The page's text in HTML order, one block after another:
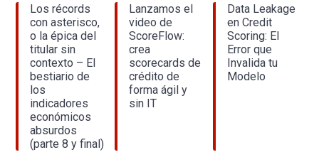
Los récords
con asterisco,
o la épica del
titular sin
contexto – El
bestiario de
los
indicadores
económicos
absurdos
(parte 8 y final)
Lanzamos el
video de
ScoreFlow:
crea
scorecards de
crédito de
forma ágil y
sin IT
Data Leakage
en Credit
Scoring: El
Error que
Invalida tu
Modelo